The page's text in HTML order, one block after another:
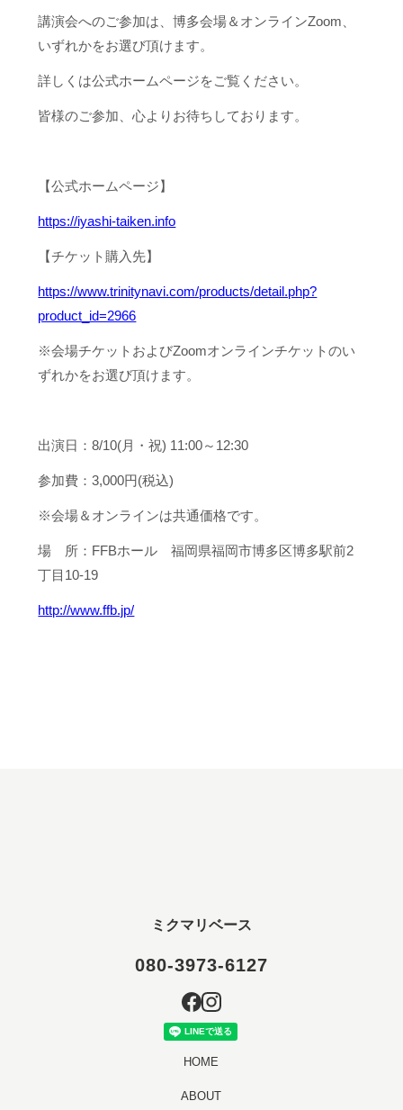
講演会へのご参加は、博多会場＆オンラインZoom、
いずれかをお選び頂けます。
詳しくは公式ホームページをご覧ください。
皆様のご参加、心よりお待ちしております。
【公式ホームページ】
https://iyashi-taiken.info
【チケット購入先】
https://www.trinitynavi.com/products/detail.php?
product_id=2966
※会場チケットおよびZoomオンラインチケットのい
ずれかをお選び頂けます。
出演日：8/10(月・祝) 11:00～12:30
参加費：3,000円(税込)
※会場＆オンラインは共通価格です。
場 所：FFBホール 福岡県福岡市博多区博多駅前2
丁目10-19
http://www.ffb.jp/
ミクマリベース
080-3973-6127
HOME
ABOUT